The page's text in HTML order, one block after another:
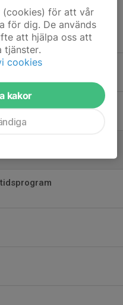
(cookies) för att vår
för dig. De används
att hjälpa oss att
tjänster.
cookies
kakor